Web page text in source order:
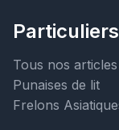
Particuliers
Tous nos
Punaises de lit
Frelons